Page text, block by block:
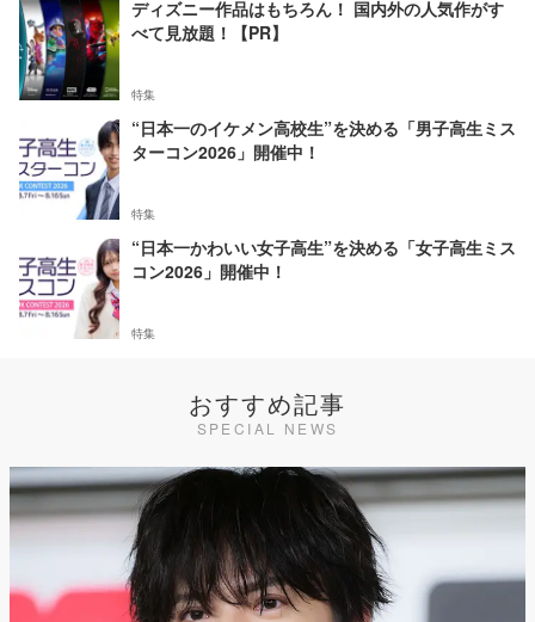
ディズニー作品はもちろん！ 国内外の人気作がす
べて見放題！【PR】
特集
“日本一のイケメン高校生”を決める「男子高生ミス
ターコン2026」開催中！
特集
“日本一かわいい女子高生”を決める「女子高生ミス
コン2026」開催中！
特集
おすすめ記事
SPECIAL NEWS